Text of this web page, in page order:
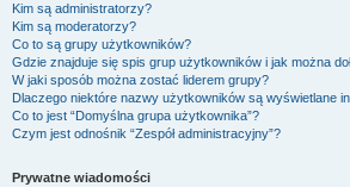
Kim są administratorzy?
Kim są moderatorzy?
Co to są grupy użytkowników?
Gdzie znajduje się spis grup użytkowników i jak można
W jaki sposób można zostać liderem grupy?
Dlaczego niektóre nazwy użytkowników są wyświetlane
Co to jest “Domyślna grupa użytkownika”?
Czym jest odnośnik “Zespół administracyjny”?
Prywatne wiadomości